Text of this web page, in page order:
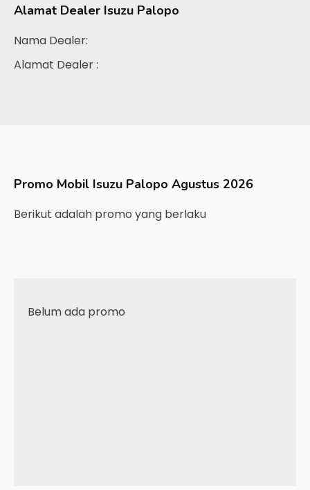
Alamat Dealer Isuzu Palopo
Nama Dealer:
Alamat Dealer :
Promo Mobil Isuzu Palopo Agustus 2026
Berikut adalah promo yang berlaku
Belum ada promo